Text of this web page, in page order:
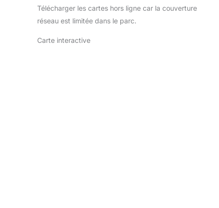
Télécharger les cartes hors ligne car la couverture
réseau est limitée dans le parc.
Carte interactive